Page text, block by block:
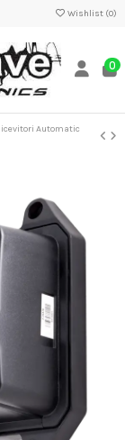
Wishlist (0)
0
Automatic